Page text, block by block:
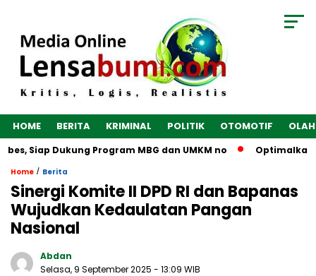
HOME BERITA KRIMINAL POLITIK OTOMOTIF
Siap Dukung Program MBG dan UMKM no Optimalkan
Home / Berita
Sinergi Komite II DPD RI dan Bapanas
Wujudkan Kedaulatan Pangan
Nasional
Abdan
Selasa, 9 September 2025 - 13:09 WIB